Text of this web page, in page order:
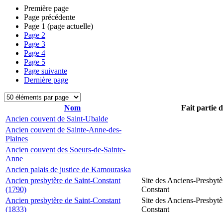
Première page
Page précédente
Page 1 (page actuelle)
Page 2
Page 3
Page 4
Page 5
Page suivante
Dernière page
Nom
Fait partie
Ancien couvent de Saint-Ubalde
Ancien couvent de Sainte-Anne-des-
Plaines
Ancien couvent des Soeurs-de-Sainte-
Anne
Ancien palais de justice de Kamouraska
Ancien presbytère de Saint-Constant
(1790)
Site des Anciens-
Constant
Ancien presbytère de Saint-Constant
(1833)
Site des Anciens-
Constant